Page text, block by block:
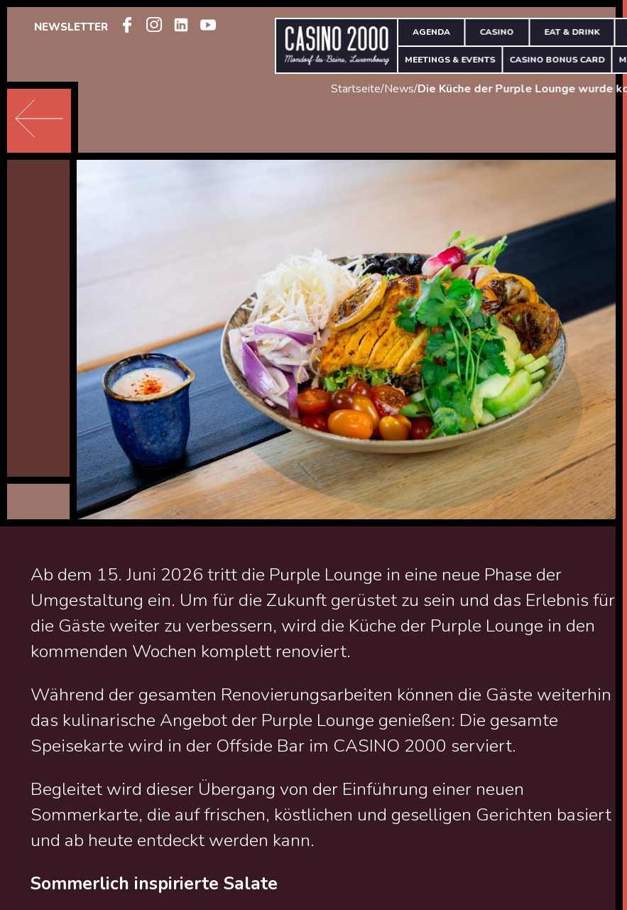
NEWSLETTER AGENDA CASINO EAT & DRINK
MEETINGS & EVENTS CASINO BONUS CARD
Startseite/News/
Ab dem 15. Juni 2026 tritt die Purple Lounge in eine neue Phase der
Umgestaltung ein. Um für die Zukunft gerüstet zu sein und das Erlebnis für
die Gäste weiter zu verbessern, wird die Küche der Purple Lounge in den
kommenden Wochen komplett renoviert.
Während der gesamten Renovierungsarbeiten können die Gäste weiterhin
das kulinarische Angebot der Purple Lounge genießen: Die gesamte
Speisekarte wird in der Offside Bar im CASINO 2000 serviert.
Begleitet wird dieser Übergang von der Einführung einer neuen
Sommerkarte, die auf frischen, köstlichen und geselligen Gerichten basiert
und ab heute entdeckt werden kann.
Sommerlich inspirierte Salate